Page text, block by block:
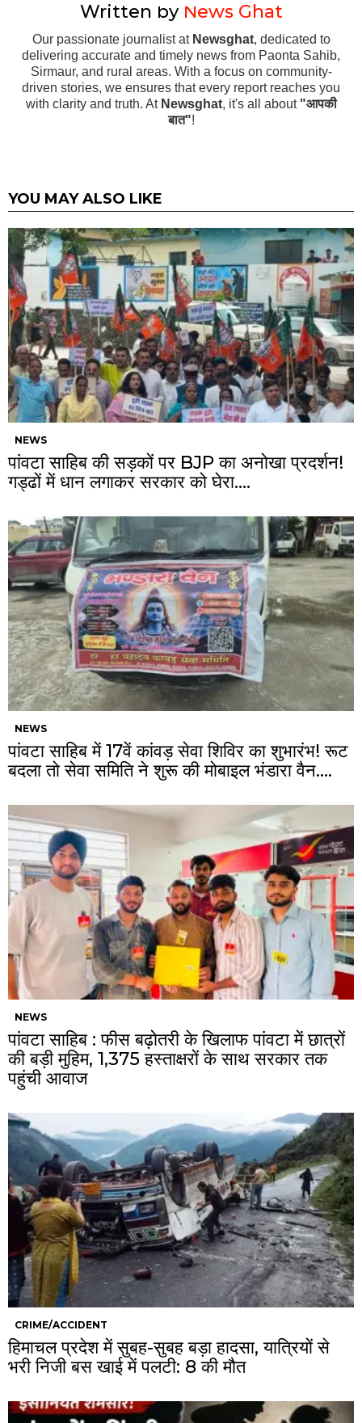
Written by News Ghat
Our passionate journalist at Newsghat, dedicated to
delivering accurate and timely news from Paonta Sahib,
Sirmaur, and rural areas. With a focus on community-
driven stories, we ensures that every report reaches you
with clarity and truth. At Newsghat, it's all about "आपकी
बात"!
YOU MAY ALSO LIKE
NEWS
पांवटा साहिब की सड़कों पर BJP का अनोखा प्रदर्शन!
गड्ढों में धान लगाकर सरकार को घेरा….
NEWS
पांवटा साहिब में 17वें कांवड़ सेवा शिविर का शुभारंभ! रूट
बदला तो सेवा समिति ने शुरू की मोबाइल भंडारा वैन….
NEWS
पांवटा साहिब : फीस बढ़ोतरी के खिलाफ पांवटा में छात्रों
की बड़ी मुहिम, 1,375 हस्ताक्षरों के साथ सरकार तक
पहुंची आवाज
CRIME/ACCIDENT
हिमाचल प्रदेश में सुबह-सुबह बड़ा हादसा, यात्रियों से
भरी निजी बस खाई में पलटी: 8 की मौत